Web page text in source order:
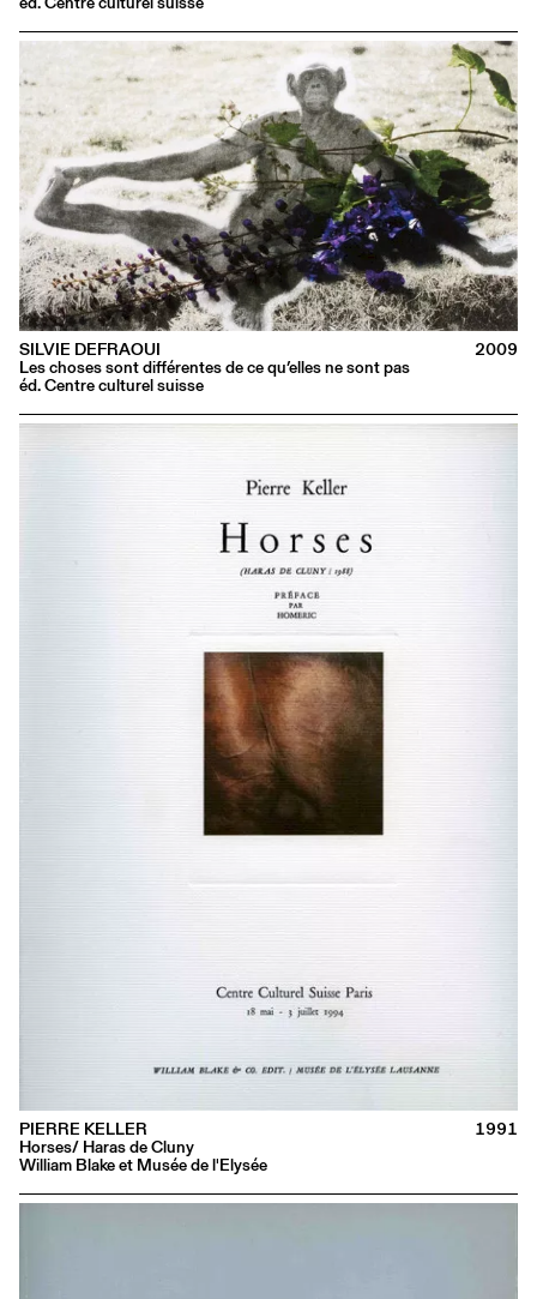
SILVIE DEFRAOUI
Les choses sont différentes de ce qu’elles ne sont pas
éd. Centre culturel suisse
2009
PIERRE KELLER
Horses/ Haras de Cluny
William Blake et Musée de l'Elysée
1991